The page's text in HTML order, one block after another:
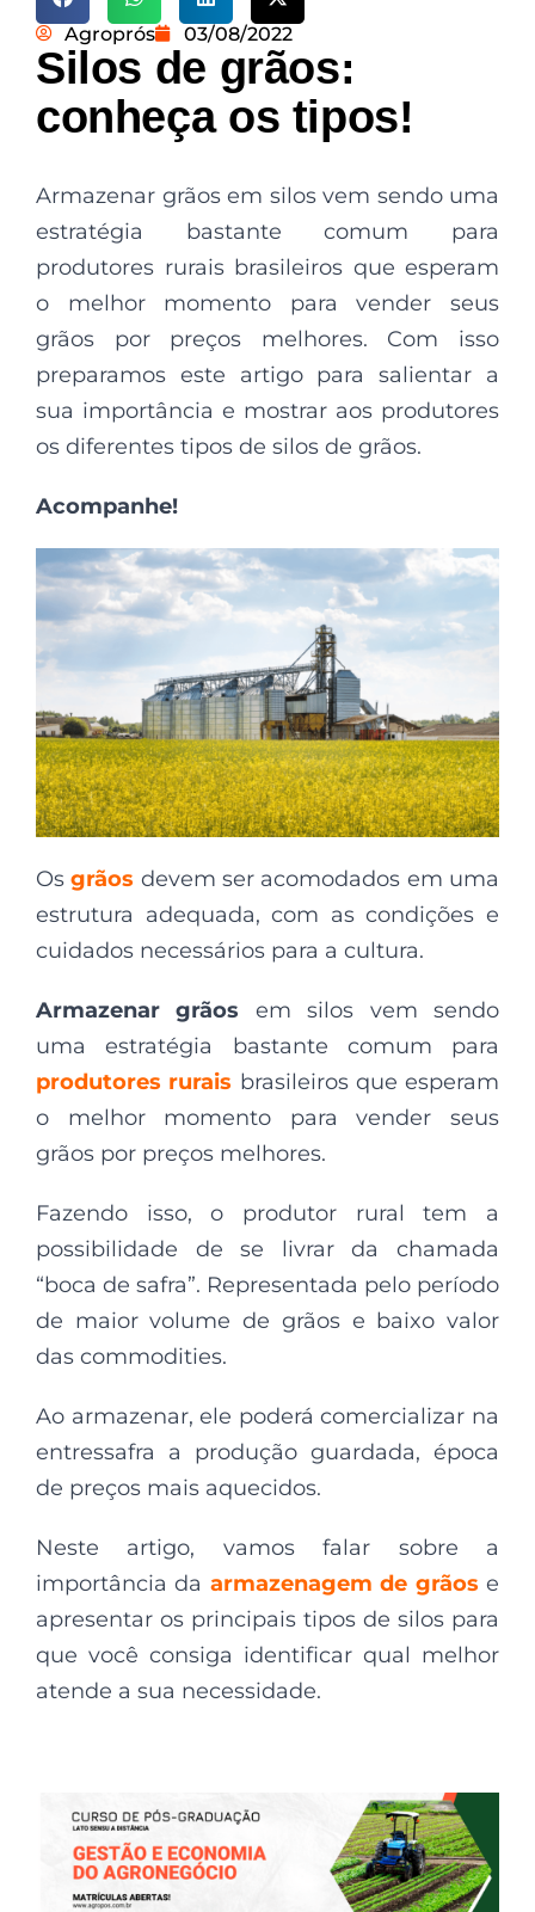
Agroprós 03/08/2022
Silos de grãos:
conheça os tipos!
Armazenar grãos em silos vem sendo uma
estratégia bastante comum para
produtores rurais brasileiros que esperam
o melhor momento para vender seus
grãos por preços melhores. Com isso
preparamos este artigo para salientar a
sua importância e mostrar aos produtores
os diferentes tipos de silos de grãos.
Acompanhe!
Osgrãos devem ser acomodados em uma
estrutura adequada, com as condições e
cuidados necessários para a cultura.
Armazenar grãos em silos vem sendo
uma estratégia bastante comum para
produtores rurais brasileiros que esperam
o melhor momento para vender seus
grãos por preços melhores.
Fazendo isso, o produtor rural tem a
possibilidade de se livrar da chamada
“boca de safra”. Representada pelo período
de maior volume de grãos e baixo valor
das commodities.
Ao armazenar, ele poderá comercializar na
entressafra a produção guardada, época
de preços mais aquecidos.
Neste artigo, vamos falar sobre a
importância da armazenagem de grãos e
apresentar os principais tipos de silos para
que você consiga identificar qual melhor
atende a sua necessidade.